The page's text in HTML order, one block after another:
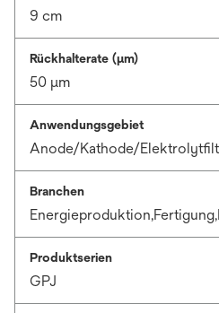
9 cm
Rückhalterate (µm)
50 μm
Anwendungsgebiet
Anode/Kathode/
Branchen
Produktserien
GPJ